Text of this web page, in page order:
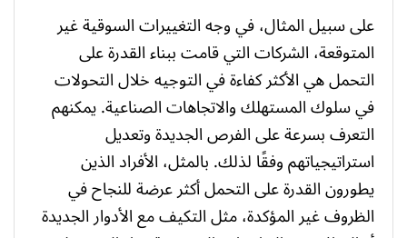
على سبيل المثال، في وجه التغييرات السوقية غير
المتوقعة، الشركات التي قامت ببناء القدرة على
التحمل هي الأكثر كفاءة في التوجيه خلال التحولات
في سلوك المستهلك والاتجاهات الصناعية. يمكنهم
التعرف بسرعة على الفرص الجديدة وتعديل
استراتيجياتهم وفقًا لذلك. بالمثل، الأفراد الذين
يطورون القدرة على التحمل أكثر عرضة للنجاح في
الظروف غير المؤكدة، مثل التكيف مع الأدوار الجديدة